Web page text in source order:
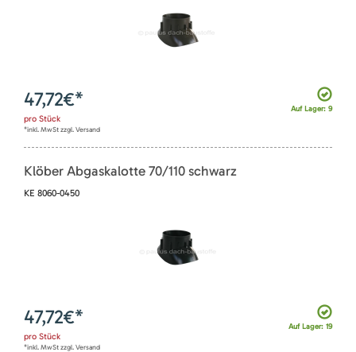
Auf Lager: 9
47,72€*
pro Stück
*inkl. MwSt zzgl. Versand
Klöber Abgaskalotte 70/110 schwarz
KE 8060-0450
Auf Lager: 19
47,72€*
pro Stück
*inkl. MwSt zzgl. Versand